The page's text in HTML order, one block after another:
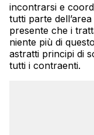
incontrarsi e
tutti parte
presente che i
niente più di
astratti principi di
tutti i contraenti.